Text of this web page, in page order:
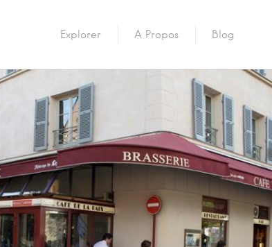
Explorer A Propos Blog